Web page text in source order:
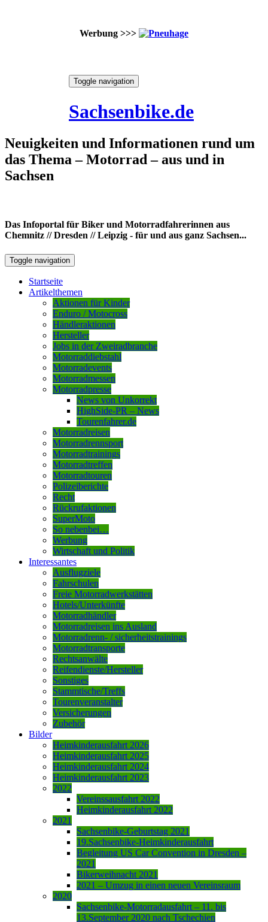
Werbung >>>
Toggle navigation
Sachsenbike.de
Neuigkeiten und Informationen rund um
das Thema – Motorrad – aus und in
Sachsen
Das Infoportal für Biker und Motorradfahrerinnen aus
Chemnitz // Dresden // Leipzig - für und aus ganz Sachsen...
Toggle navigation
Startseite
Artikelthemen
Aktionen für Kinder
Enduro / Motocross
Händleraktionen
Hersteller
Jobs in der Zweiradbranche
Motorraddiebstahl
Motorradevents
Motorradmessen
Motorradpresse
News von Unkorrekt
HighSide-PR – News
Tourenfahrer.de
Motorradreisen
Motorradrennsport
Motorradtrainings
Motorradtreffen
Motorradtouren
Polizeiberichte
Recht
Rückrufaktionen
SuperMoto
So nebenbei…
Werbung
Wirtschaft und Politik
Interessantes
Ausflugziele
Fahrschulen
Freie Motorradwerkstätten
Hotels/Unterkünfte
Motorradhändler
Motorradreisen ins Ausland
Motorradrenn- / sicherheitstrainings
Motorradtransporte
Rechtsanwälte
Reifendienste/Hersteller
Sonstiges
Stammtische/Treffs
Tourenveranstalter
Versicherungen
Zubehör
Bilder
Heimkinderausfahrt 2026
Heimkinderausfahrt 2025
Heimkinderausfahrt 2024
Heimkinderausfahrt 2023
2022
Vereinssausfahrt 2022
Heimkinderausfahrt 2022
2021
Sachsenbike-Geburtstag 2021
19.Sachsenbike-Heimkinderausfahrt
Begleitung US Car Convention in Dresden –
2021
Bikerweihnacht 2021
2021 – Umzug in einen neuen Vereinsraum
2020
Sachsenbike-Motorradausfahrt – 11. bis
13.September 2020 nach Tschechien